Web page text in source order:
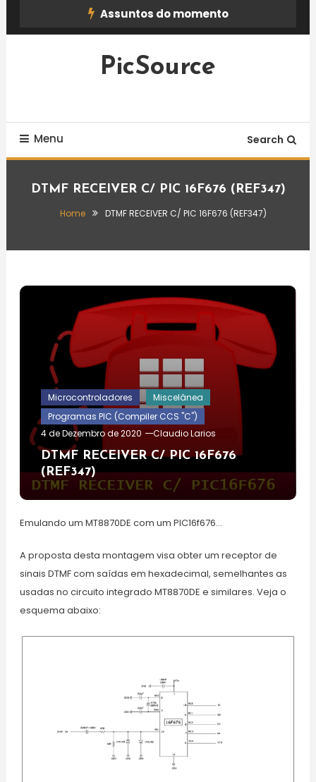
Assuntos do momento
PicSource
Menu Search
DTMF RECEIVER C/ PIC 16F676 (REF347)
Home DTMF RECEIVER C/ PIC 16F676 (REF347)
Microcontroladores
Miscelânea
Programas PIC (Compiler CCS "C")
4 de Dezembro de 2020
Claudio Larios
DTMF RECEIVER C/ PIC 16F676
(REF347)
Emulando um MT8870DE com um PIC16f676…
A proposta desta montagem visa obter um receptor de
sinais DTMF com saídas em hexadecimal, semelhantes as
usadas no circuito integrado MT8870DE e similares. Veja o
esquema abaixo: